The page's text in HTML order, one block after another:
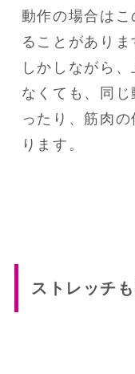
動作の場合はこ
ることがありま
しかしながら
なくても、同
ったり、筋肉
ります。
ストレッチ